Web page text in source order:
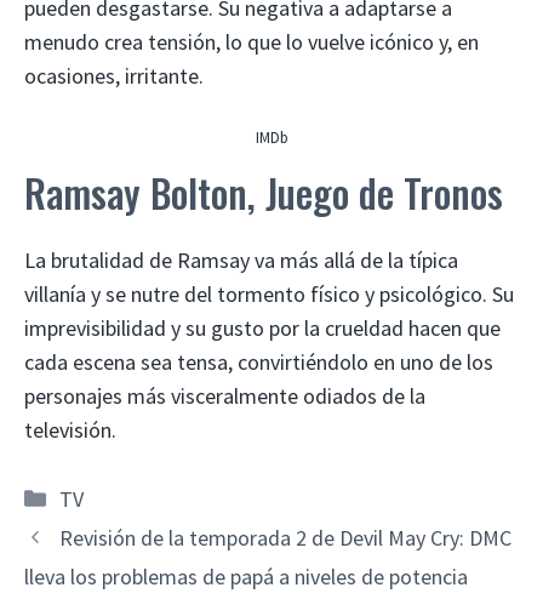
pueden desgastarse. Su negativa a adaptarse a
menudo crea tensión, lo que lo vuelve icónico y, en
ocasiones, irritante.
IMDb
Ramsay Bolton, Juego de Tronos
La brutalidad de Ramsay va más allá de la típica
villanía y se nutre del tormento físico y psicológico. Su
imprevisibilidad y su gusto por la crueldad hacen que
cada escena sea tensa, convirtiéndolo en uno de los
personajes más visceralmente odiados de la
televisión.
Categorías
TV
Revisión de la temporada 2 de Devil May Cry: DMC
lleva los problemas de papá a niveles de potencia